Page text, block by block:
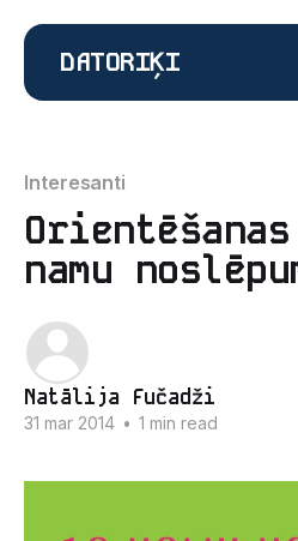
DATORIĶI
Interesanti
namu
Natālija Fučadži
31 mar 2014 • 1 min read